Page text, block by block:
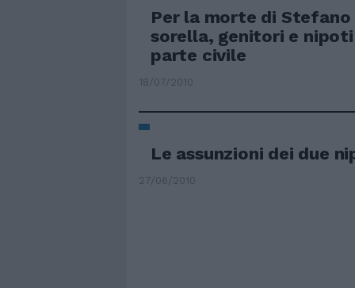
Per la morte di Stefano
sorella, genitori e nipoti
parte civile
18/07/2010
Le assunzioni dei due
27/06/2010